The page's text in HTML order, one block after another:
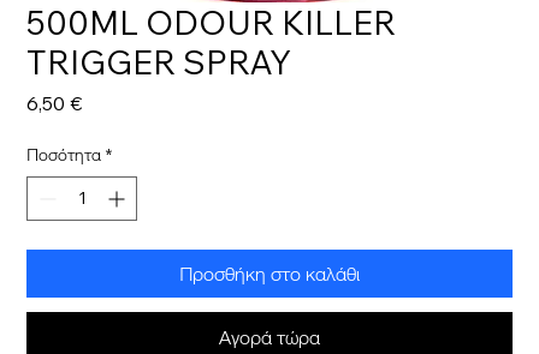
500ML ODOUR KILLER
TRIGGER SPRAY
6,50 €Τιμή
Ποσότητα *
Προσθήκη στο καλάθι
Αγορά τώρα